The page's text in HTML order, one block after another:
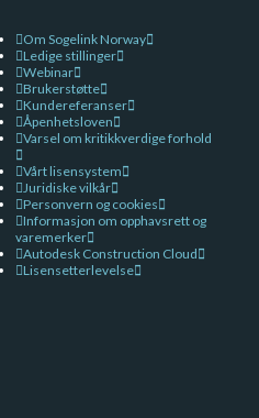
Om Sogelink Norway
Ledige stillinger
Webinar
Brukerstøtte
Kundereferanser
Åpenhetsloven
Varsel om kritikkverdige forhold
Vårt lisensystem
Juridiske vilkår
Personvern og cookies
Informasjon om opphavsrett og
varemerker
Autodesk Construction Cloud
Lisensetterlevelse